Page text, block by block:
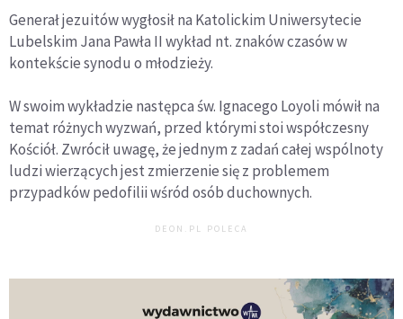
Generał jezuitów wygłosił na Katolickim Uniwersytecie
Lubelskim Jana Pawła II wykład nt. znaków czasów w
kontekście synodu o młodzieży.
W swoim wykładzie następca św. Ignacego Loyoli mówił na
temat różnych wyzwań, przed którymi stoi współczesny
Kościół. Zwrócił uwagę, że jednym z zadań całej wspólnoty
ludzi wierzących jest zmierzenie się z problemem
przypadków pedofilii wśród osób duchownych.
DEON.PL POLECA